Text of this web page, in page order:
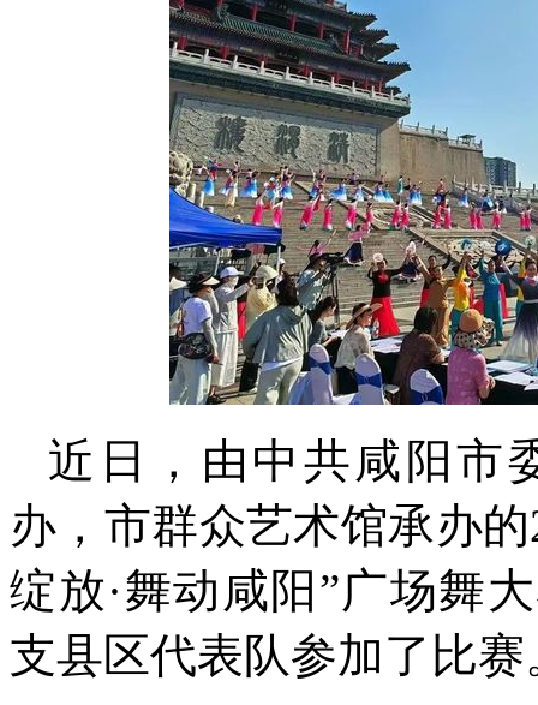
近日，由中共咸阳市
办，市群众艺术馆承办的
绽放·舞动咸阳”广场舞
支县区代表队参加了比赛